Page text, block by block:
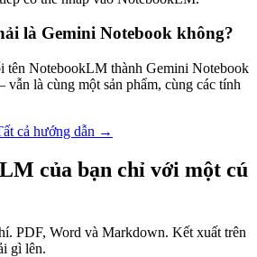
là Gemini Notebook không?
tên NotebookLM thành Gemini Notebook
là cùng một sản phẩm, cùng các tính
cả hướng dẫn →
của bạn chỉ với một cú
PDF, Word và Markdown. Kết xuất trên
gì lên.